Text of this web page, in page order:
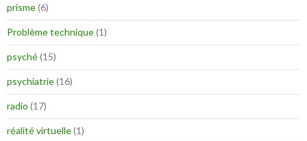
prisme(6)
Problème technique(1)
psyché(15)
psychiatrie(16)
radio (17)
réalité virtuelle(1)